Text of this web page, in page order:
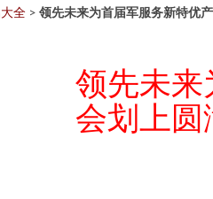
全 > 领先未来为首届军服务新特优
领先未
会划上